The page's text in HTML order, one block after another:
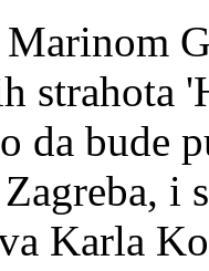
strahota
da bude
i
Karla